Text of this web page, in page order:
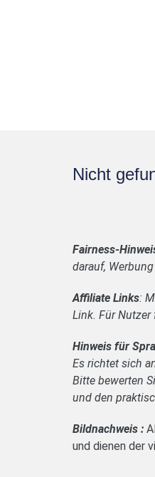
Nicht
Fairness-
darauf,
Affiliate Links:
Link. Für Nutzer
Hinweis für
Es richtet sich
Bitte bewerten
und den
Bildnachweis :
und dienen der